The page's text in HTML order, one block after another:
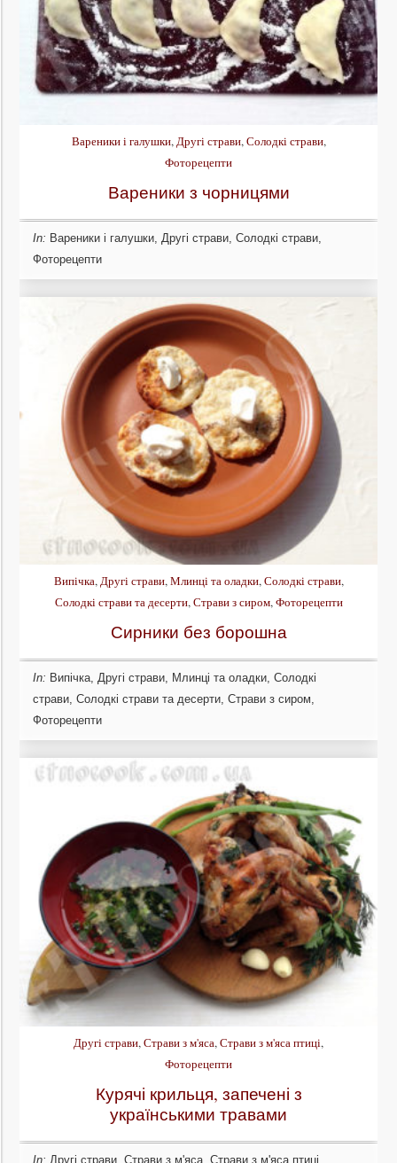
Вареники і галушки,Другі страви,Солодкі страви,
Фоторецепти
Вареники з чорницями
In: Вареники і галушки Другі страви ,Солодкі страви
Фоторецепти
Випічка,Другі страви,Млинці та оладки,Солодкі страви,
Солодкі страви та десерти,Страви з сиром,Фоторецепти
Сирники без борошна
In: Випічка,Другі страви, Млинці та оладки,Солодкі
страви,Солодкі страви та десерти,Страви з сиром,
Фоторецепти
Другі страви, Страви з м'яса, Страви з м'яса птиці,
Фоторецепти
Курячі крильця, запечені з
українськими травами
In: Другі страви ,Страви з м'яса ,Страви з м'яса птиці